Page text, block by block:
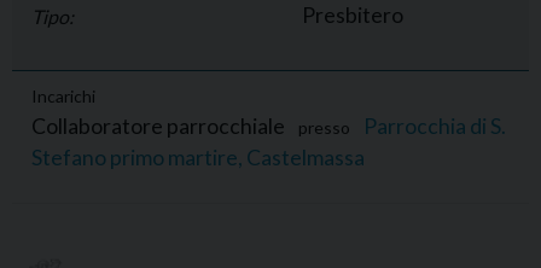
Tipo: Presbitero
Incarichi
Collaboratore parrocchiale presso
Parrocchia di S.
Stefano primo martire, Castelmassa